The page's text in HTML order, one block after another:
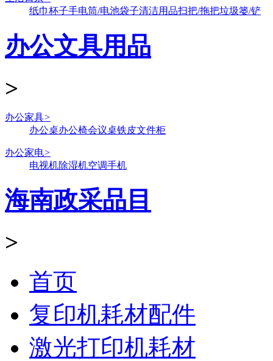
纸巾杯子手电筒/电池袋子清洁用品扫把/拖把垃圾篓/铲
办公文具用品
>
办公家具>
办公桌办公椅会议桌铁皮文件柜
办公家电>
电视机除湿机空调手机
海南政采品目
>
首页
复印机耗材配件
激光打印机耗材